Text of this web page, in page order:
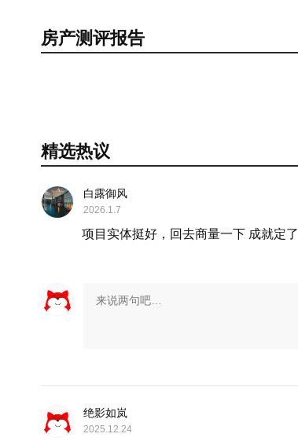
房产测评报告
精选热议
白露御风
2026.1.7
项目实体挺好，回去商量一下 成就定了
绝影如岚
2025.12.24